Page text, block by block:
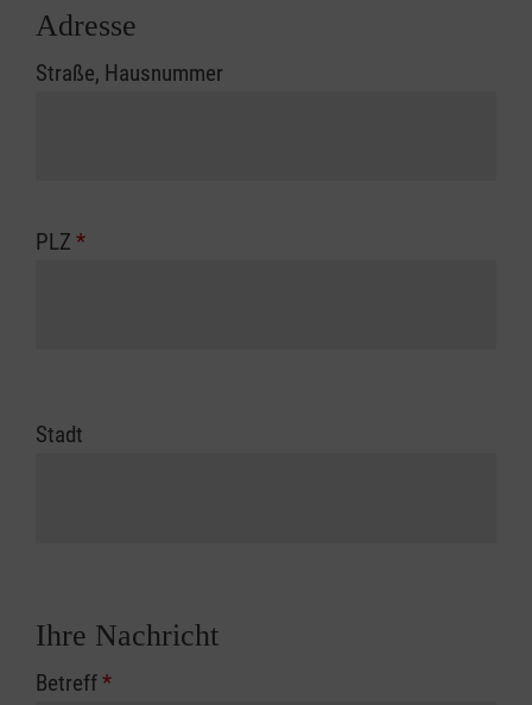
Adresse
Straße, Hausnummer
PLZ *
Stadt
Ihre Nachricht
Betreff*